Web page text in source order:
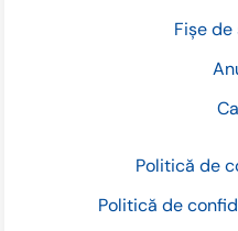
Fișe
Politică de
Politică de